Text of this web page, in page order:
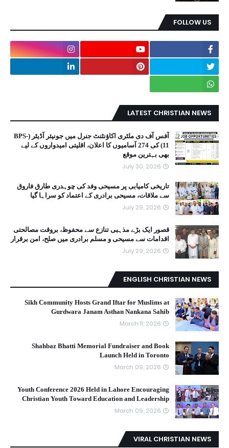
FOLLOW US
LATEST CHRISTIAN NEWS
آفس آف دی ملٹری اکاؤنٹنٹ جنرل میں جونیئر آڈیٹر (BPS-
11) کی 274 آسامیوں کا اعلان، اقلیتی امیدواروں کے لیے
بھی بہترین موقع
July 30, 2026
تاریخی کامیابی پر مسیحی وفد کی چوہدری طارق فاروق
سے ملاقات، مسیحی برادری کے اعتماد کو سراہا گیا
July 29, 2026
قصور ایک بڑے مذہبی تنازع سے محفوظ، بروقت مصالحتی
اقدامات سے مسیحی و مسلم برادری میں صلح، امن برقرار
July 29, 2026
ENGLISH CHRISTIAN NEWS
Sikh Community Hosts Grand Iftar for Muslims at
Gurdwara Janam Asthan Nankana Sahib
March 11, 2026
Shahbaz Bhatti Memorial Fundraiser and Book
Launch Held in Toronto
March 09, 2026
Youth Conference 2026 Held in Lahore Encouraging
Christian Youth Toward Education and Leadership
March 09, 2026
VIRAL CHRISTIAN NEWS